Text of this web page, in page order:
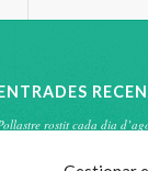
rostit cada dia